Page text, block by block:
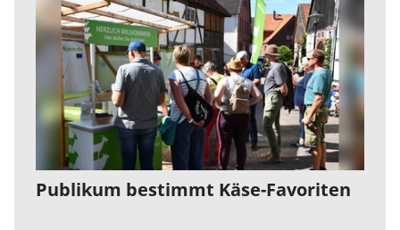
Publikum bestimmt Käse-Favoriten